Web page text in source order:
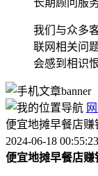
我们与众多
联网相关问
会感到相识
便宜地摊早餐店赚
2024-06-18
便宜地摊早餐店赚